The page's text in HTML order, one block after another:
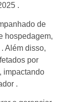
.
de
hospedagem,
Além disso,
por
impactando
.